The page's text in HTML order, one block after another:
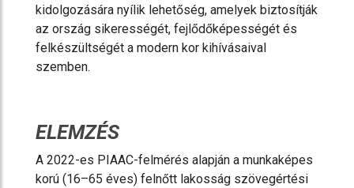
kidolgozására nyílik lehetőség, amelyek biztosítják
az ország sikerességét, fejlődőképességét és
felkészültségét a modern kor kihívásaival
szemben.
ELEMZÉS
A 2022-es PIAAC-felmérés alapján a munkaképes
korú (16–65 éves) felnőtt lakosság szövegértési